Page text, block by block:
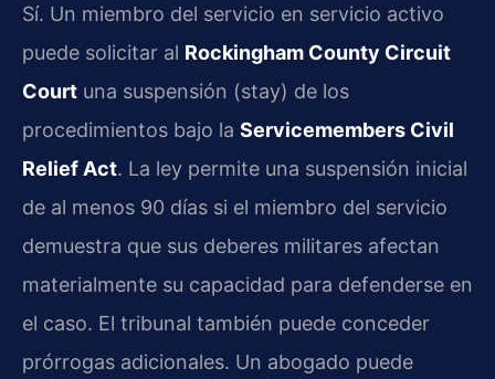
Sí. Un miembro del servicio en servicio activo
puede solicitar al Rockingham County Circuit
Court una suspensión (stay) de los
procedimientos bajo la Servicemembers Civil
Relief Act. La ley permite una suspensión inicial
de al menos 90 días si el miembro del servicio
demuestra que sus deberes militares afectan
materialmente su capacidad para defenderse en
el caso. El tribunal también puede conceder
prórrogas adicionales. Un abogado puede